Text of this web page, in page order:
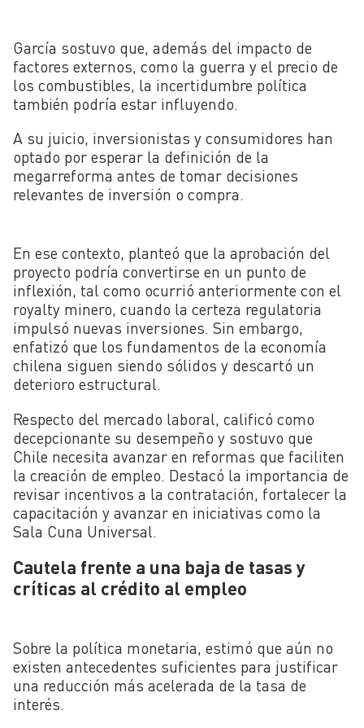
García sostuvo que, además del impacto de
factores externos, como la guerra y el precio de
los combustibles, la incertidumbre política
también podría estar influyendo.
A su juicio, inversionistas y consumidores han
optado por esperar la definición de la
megarreforma antes de tomar decisiones
relevantes de inversión o compra.
En ese contexto, planteó que la aprobación del
proyecto podría convertirse en un punto de
inflexión, tal como ocurrió anteriormente con el
royalty minero, cuando la certeza regulatoria
impulsó nuevas inversiones. Sin embargo,
enfatizó que los fundamentos de la economía
chilena siguen siendo sólidos y descartó un
deterioro estructural.
Respecto del mercado laboral, calificó como
decepcionante su desempeño y sostuvo que
Chile necesita avanzar en reformas que faciliten
la creación de empleo. Destacó la importancia de
revisar incentivos a la contratación, fortalecer la
capacitación y avanzar en iniciativas como la
Sala Cuna Universal.
Cautela frente a una baja de tasas y
críticas al crédito al empleo
Sobre la política monetaria, estimó que aún no
existen antecedentes suficientes para justificar
una reducción más acelerada de la tasa de
interés.